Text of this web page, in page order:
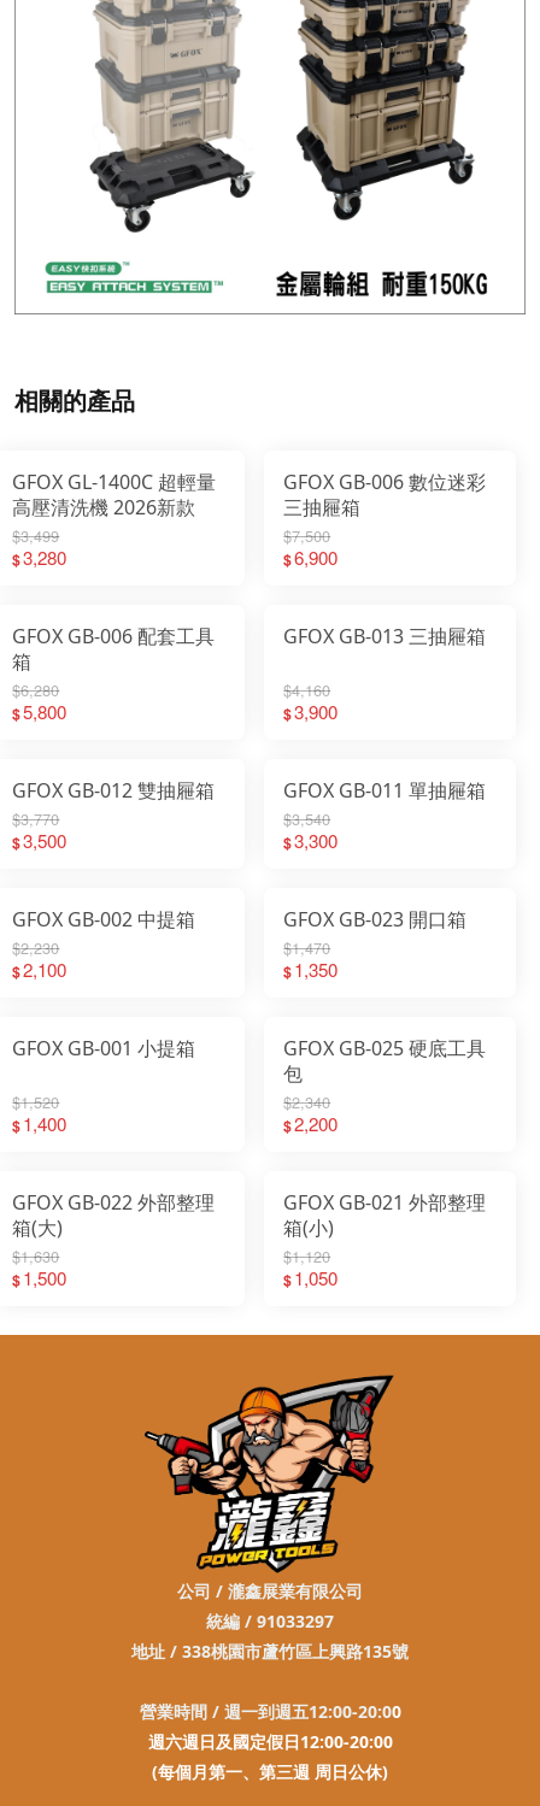
相關的產品
GFOX GL-1400C 超輕量
高壓清洗機 2026新款
$3,499
$3,280
GFOX GB-006 數位迷彩
三抽屜箱
$7,500
$6,900
GFOX GB-006 配套工具
箱
$6,280
$5,800
GFOX GB-013 三抽屜箱
$4,160
$3,900
GFOX GB-012 雙抽屜箱
$3,770
$3,500
GFOX GB-011 單抽屜箱
$3,540
$3,300
GFOX GB-002 中提箱
$2,230
$2,100
GFOX GB-023 開口箱
$1,470
$1,350
GFOX GB-001 小提箱
$1,520
$1,400
GFOX GB-025 硬底工具
包
$2,340
$2,200
GFOX GB-022 外部整理
箱(大)
$1,630
$1,500
GFOX GB-021 外部整理
箱(小)
$1,120
$1,050
公司 / 瀧鑫展業有限公司
統編 / 91033297
地址 / 338桃園市蘆竹區上興路135號
營業時間 / 週一到週五12:00-20:00
週六週日及國定假日12:00-20:00
(每個月第一、第三週 周日公休)